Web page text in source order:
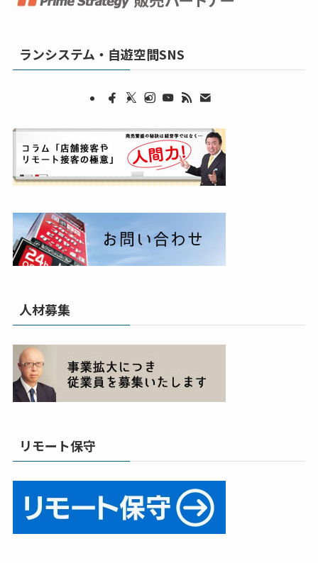
ランシステム・自遊空間SNS
人材募集
リモート保守